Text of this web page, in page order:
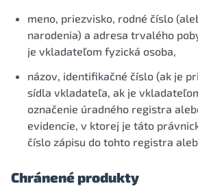
meno, priezvisko, rodné číslo
narodenia) a adresa trvalého
je vkladateľom fyzická osoba,
názov, identifikačné číslo (ak je
sídla vkladateľa, ak je
označenie úradného registra
evidencie, v ktorej je táto
číslo zápisu do tohto registra
Chránené produkty